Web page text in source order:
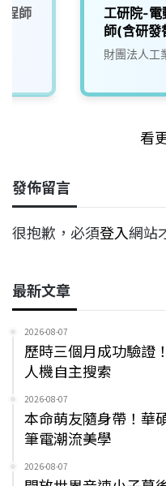
程師
工研院-電
師(含研發
財團法人工
看
發佈留言
很抱歉，必須登入網站
最新文章
2026-08-07
歷時三個月成功驗證
人機自主搜索
2026-08-07
本命萌友隨身帶！華
筆電潮流美學
2026-08-07